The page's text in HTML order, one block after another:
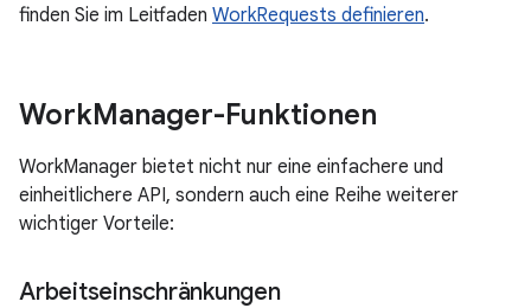
finden Sie im Leitfaden WorkRequests definieren.
WorkManager-Funktionen
WorkManager bietet nicht nur eine einfachere und
einheitlichere API, sondern auch eine Reihe weiterer
wichtiger Vorteile:
Arbeitseinschränkungen